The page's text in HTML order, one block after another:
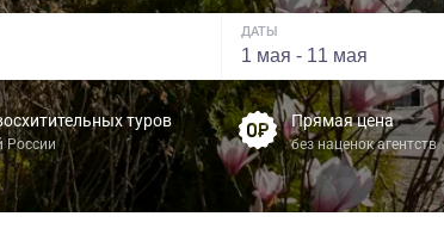
ДАТЫ
туров
России
Прямая цена
без наценок агентств